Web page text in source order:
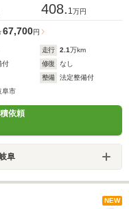
408. 1万円
67,700円
走行 2.1万km
付 修復
なし
整備
法定整備付
阜市
依頼
阜
NEW